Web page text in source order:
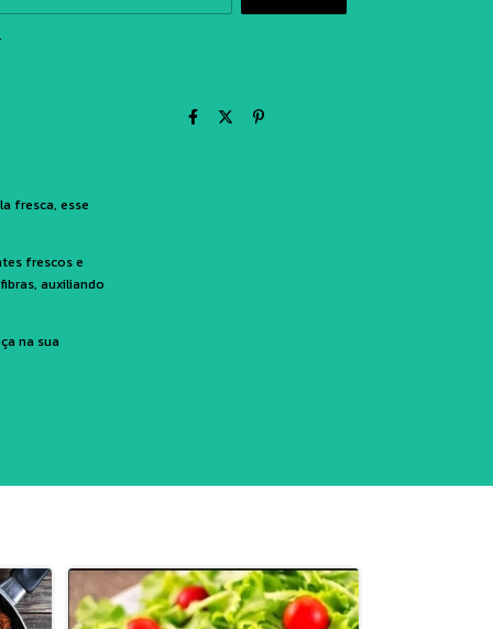
fresca, esse
frescos e
auxiliando
na sua